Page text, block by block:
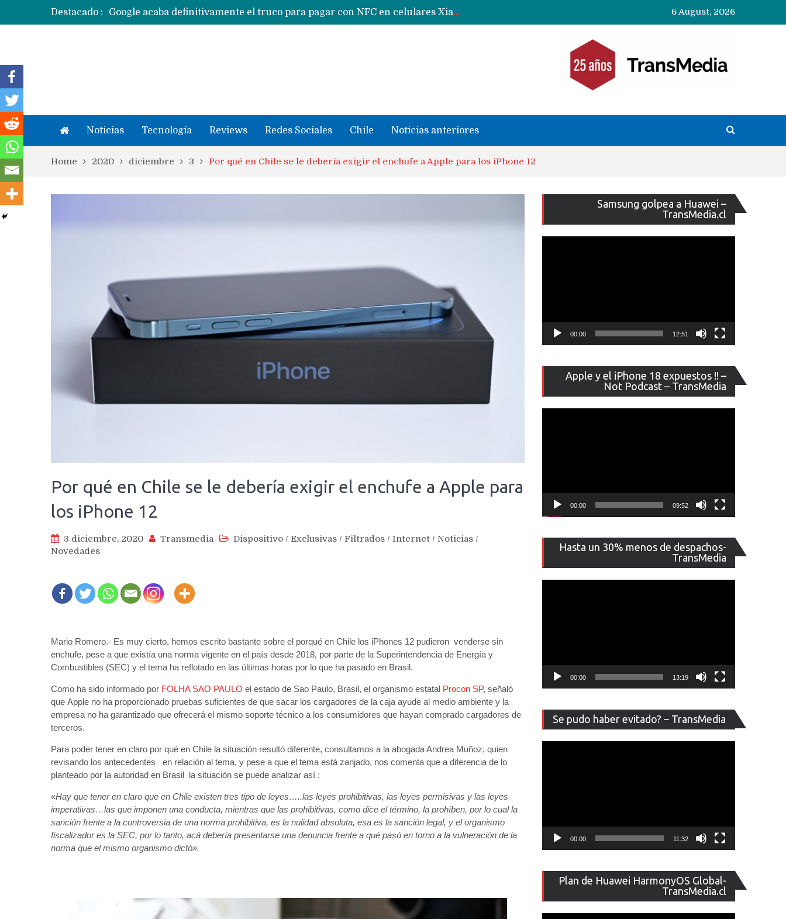
Destacado :
Google acaba definitivamente el truco para pagar con NFC en celulares Xiaomi, Oppo, Vivo y Huawei con ROM china
Apple dice que más ex empleados se llevaron datos confidenciales a OpenAI
6 August, 2026
Noticias Tecnología Reviews Redes Sociales Chile Noticias anteriores
Home 2020 diciembre 3 Por qué en Chile se le debería exigir el enchufe a Apple para los iPhone 12
Por qué en Chile se le debería exigir el enchufe a Apple para
los iPhone 12
3 diciembre, 2020 Transmedia Dispositivo / Exclusivas / Filtrados / Internet / Noticias /
Novedades
Mario Romero.- Es muy cierto, hemos escrito bastante sobre el porqué en Chile los iPhones 12 pudieron venderse sin
enchufe, pese a que existía una norma vigente en el país desde 2018, por parte de la Superintendencia de Energía y
Combustibles (SEC) y el tema ha reflotado en las últimas horas por lo que ha pasado en Brasil.
Como ha sido informado por FOLHA SAO PAULO el estado de Sao Paulo, Brasil, el organismo estatal Procon SP, señaló
que Apple no ha proporcionado pruebas suficientes de que sacar los cargadores de la caja ayude al medio ambiente y la
empresa no ha garantizado que ofrecerá el mismo soporte técnico a los consumidores que hayan comprado cargadores de
terceros.
Para poder tener en claro por qué en Chile la situación resultó diferente, consultamos a la abogada Andrea Muñoz, quien
revisando los antecedentes en relación al tema, y pese a que el tema está zanjado, nos comenta que a diferencia de lo
planteado por la autoridad en Brasil la situación se puede analizar así :
«Hay que tener en claro que en Chile existen tres tipo de leyes…..las leyes prohibitivas, las leyes permisivas y las leyes
imperativas…las que imponen una conducta, mientras que las prohibitivas, como dice el término, la prohíben, por lo cual la
sanción frente a la controversia de una norma prohibitiva, es la nulidad absoluta, esa es la sanción legal, y el organismo
fiscalizador es la SEC, por lo tanto, acá debería presentarse una denuncia frente a qué pasó en torno a la vulneración de la
norma que el mismo organismo dictó».
Samsung golpea a Huawei –
TransMedia.cl
de
vídeo
00:00 12:51
Apple y el iPhone 18 expuestos !! –
Not Podcast – TransMedia
de
vídeo
00:00 09:52
Hasta un 30% menos de despachos-
TransMedia
de
vídeo
00:00 13:19
Se pudo haber evitado? – TransMedia
de
vídeo
00:00 11:32
Plan de Huawei HarmonyOS Global-
TransMedia.cl
de
vídeo